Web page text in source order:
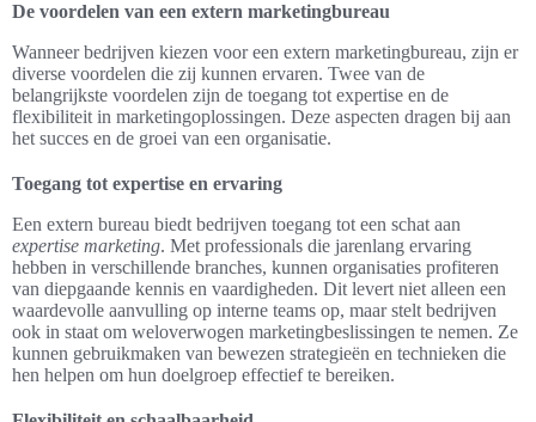
De voordelen van een extern marketingbureau
Wanneer bedrijven kiezen voor een extern marketingbureau, zijn er
diverse voordelen die zij kunnen ervaren. Twee van de
belangrijkste voordelen zijn de toegang tot expertise en de
flexibiliteit in marketingoplossingen. Deze aspecten dragen bij aan
het succes en de groei van een organisatie.
Toegang tot expertise en ervaring
Een extern bureau biedt bedrijven toegang tot een schat aan
expertise marketing. Met professionals die jarenlang ervaring
hebben in verschillende branches, kunnen organisaties profiteren
van diepgaande kennis en vaardigheden. Dit levert niet alleen een
waardevolle aanvulling op interne teams op, maar stelt bedrijven
ook in staat om weloverwogen marketingbeslissingen te nemen. Ze
kunnen gebruikmaken van bewezen strategieën en technieken die
hen helpen om hun doelgroep effectief te bereiken.